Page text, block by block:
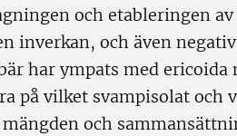
och etableringen
inverkan, och även
har ympats med
på vilket svampisolat och
och